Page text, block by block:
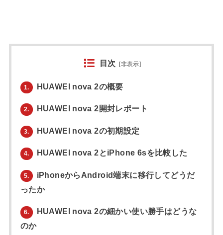
目次 [非表示]
1. HUAWEI nova 2の概要
2. HUAWEI nova 2開封レポート
3. HUAWEI nova 2の初期設定
4. HUAWEI nova 2とiPhone 6sを比較した
5.
iPhoneからAndroid端末に移行してどうだ
ったか
6.
HUAWEI nova 2の細かい使い勝手はどうな
のか